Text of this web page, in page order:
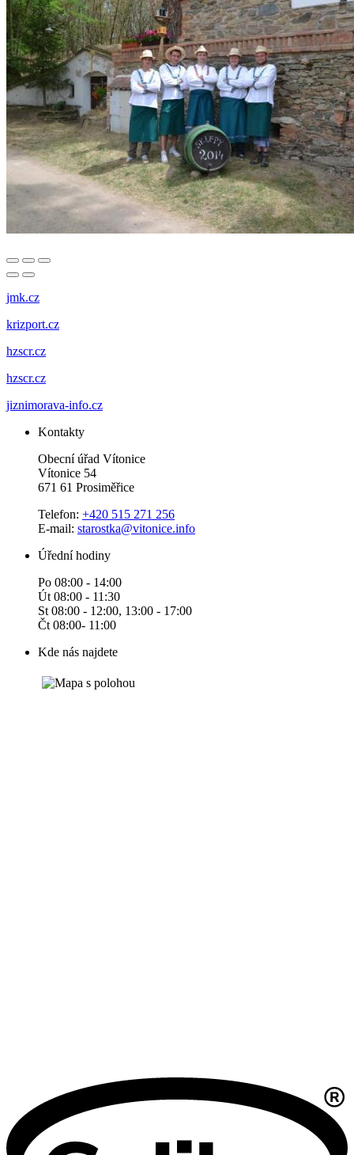
jmk.cz
krizport.cz
hzscr.cz
hzscr.cz
jiznimorava-info.cz
Kontakty
Obecní úřad Vítonice
Vítonice 54
671 61 Prosiměřice
Telefon: +420 515 271 256
E-mail: starostka@vitonice.info
Úřední hodiny
Po 08:00 - 14:00
Út 08:00 - 11:30
St 08:00 - 12:00, 13:00 - 17:00
Čt 08:00- 11:00
Kde nás najdete